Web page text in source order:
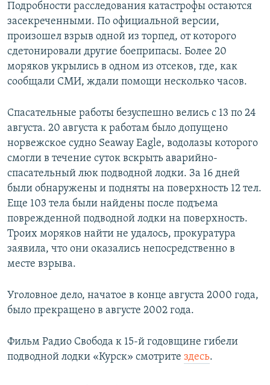
Подробности расследования катастрофы остаются
засекреченными. По официальной версии,
произошел взрыв одной из торпед, от которого
сдетонировали другие боеприпасы. Более 20
моряков укрылись в одном из отсеков, где, как
сообщали СМИ, ждали помощи несколько часов.
Спасательные работы безуспешно велись с 13 по 24
августа. 20 августа к работам было допущено
норвежское судно Seaway Eagle, водолазы которого
смогли в течение суток вскрыть аварийно-
спасательный люк подводной лодки. За 16 дней
были обнаружены и подняты на поверхность 12 тел.
Еще 103 тела были найдены после подъема
поврежденной подводной лодки на поверхность.
Троих моряков найти не удалось, прокуратура
заявила, что они оказались непосредственно в
месте взрыва.
Уголовное дело, начатое в конце августа 2000 года,
было прекращено в августе 2002 года.
Фильм Радио Свобода к 15-й годовщине гибели
подводной лодки «Курск» смотрите здесь.